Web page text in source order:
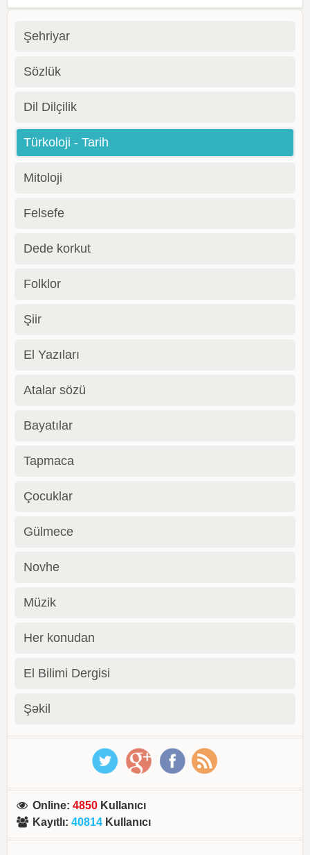
Şehriyar
Sözlük
Dil Dilçilik
Türkoloji - Tarih
Mitoloji
Felsefe
Dede korkut
Folklor
Şiir
El Yazıları
Atalar sözü
Bayatılar
Tapmaca
Çocuklar
Gülmece
Novhe
Müzik
Her konudan
El Bilimi Dergisi
Şəkil
Online:4850 Kullanıcı
Kayıtlı:40814 Kullanıcı